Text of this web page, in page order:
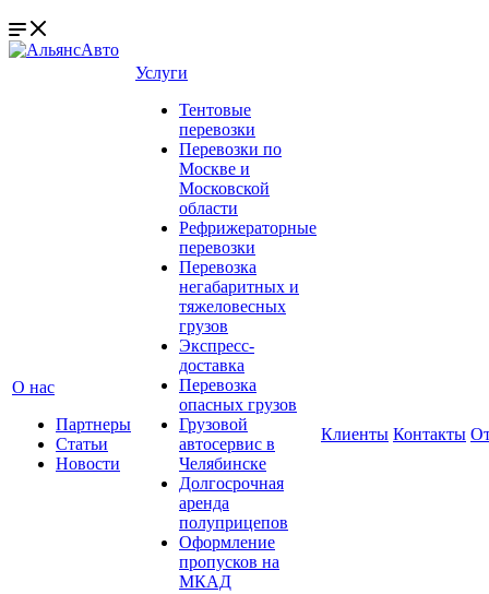
О нас
Партнеры
Статьи
Новости
Услуги
Тентовые
перевозки
Перевозки по
Москве и
Московской
области
Рефрижераторные
перевозки
Перевозка
негабаритных и
тяжеловесных
грузов
Экспресс-
доставка
Перевозка
опасных грузов
Грузовой
автосервис в
Челябинске
Долгосрочная
аренда
полуприцепов
Оформление
пропусков на
МКАД
Клиенты Контакты